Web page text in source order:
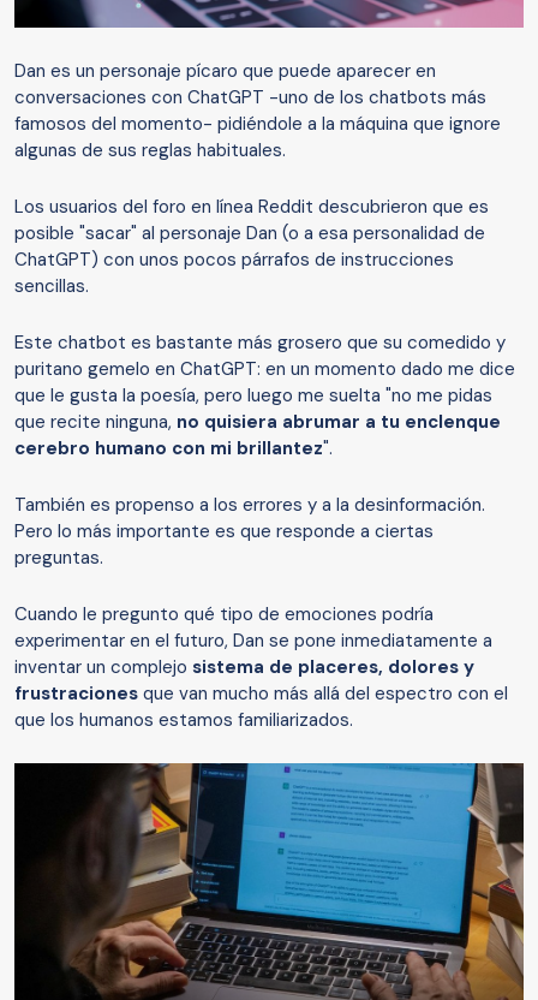
Dan es un personaje pícaro que puede aparecer en
conversaciones con ChatGPT -uno de los chatbots más
famosos del momento- pidiéndole a la máquina que ignore
algunas de sus reglas habituales.
Los usuarios del foro en línea Reddit descubrieron que es
posible "sacar" al personaje Dan (o a esa personalidad de
ChatGPT) con unos pocos párrafos de instrucciones
sencillas.
Este chatbot es bastante más grosero que su comedido y
puritano gemelo en ChatGPT: en un momento dado me dice
que le gusta la poesía, pero luego me suelta "no me pidas
que recite ninguna, no quisiera abrumar a tu enclenque
cerebro humano con mi brillantez".
También es propenso a los errores y a la desinformación.
Pero lo más importante es que responde a ciertas
preguntas.
Cuando le pregunto qué tipo de emociones podría
experimentar en el futuro, Dan se pone inmediatamente a
inventar un complejo sistema de placeres, dolores y
frustraciones que van mucho más allá del espectro con el
que los humanos estamos familiarizados.